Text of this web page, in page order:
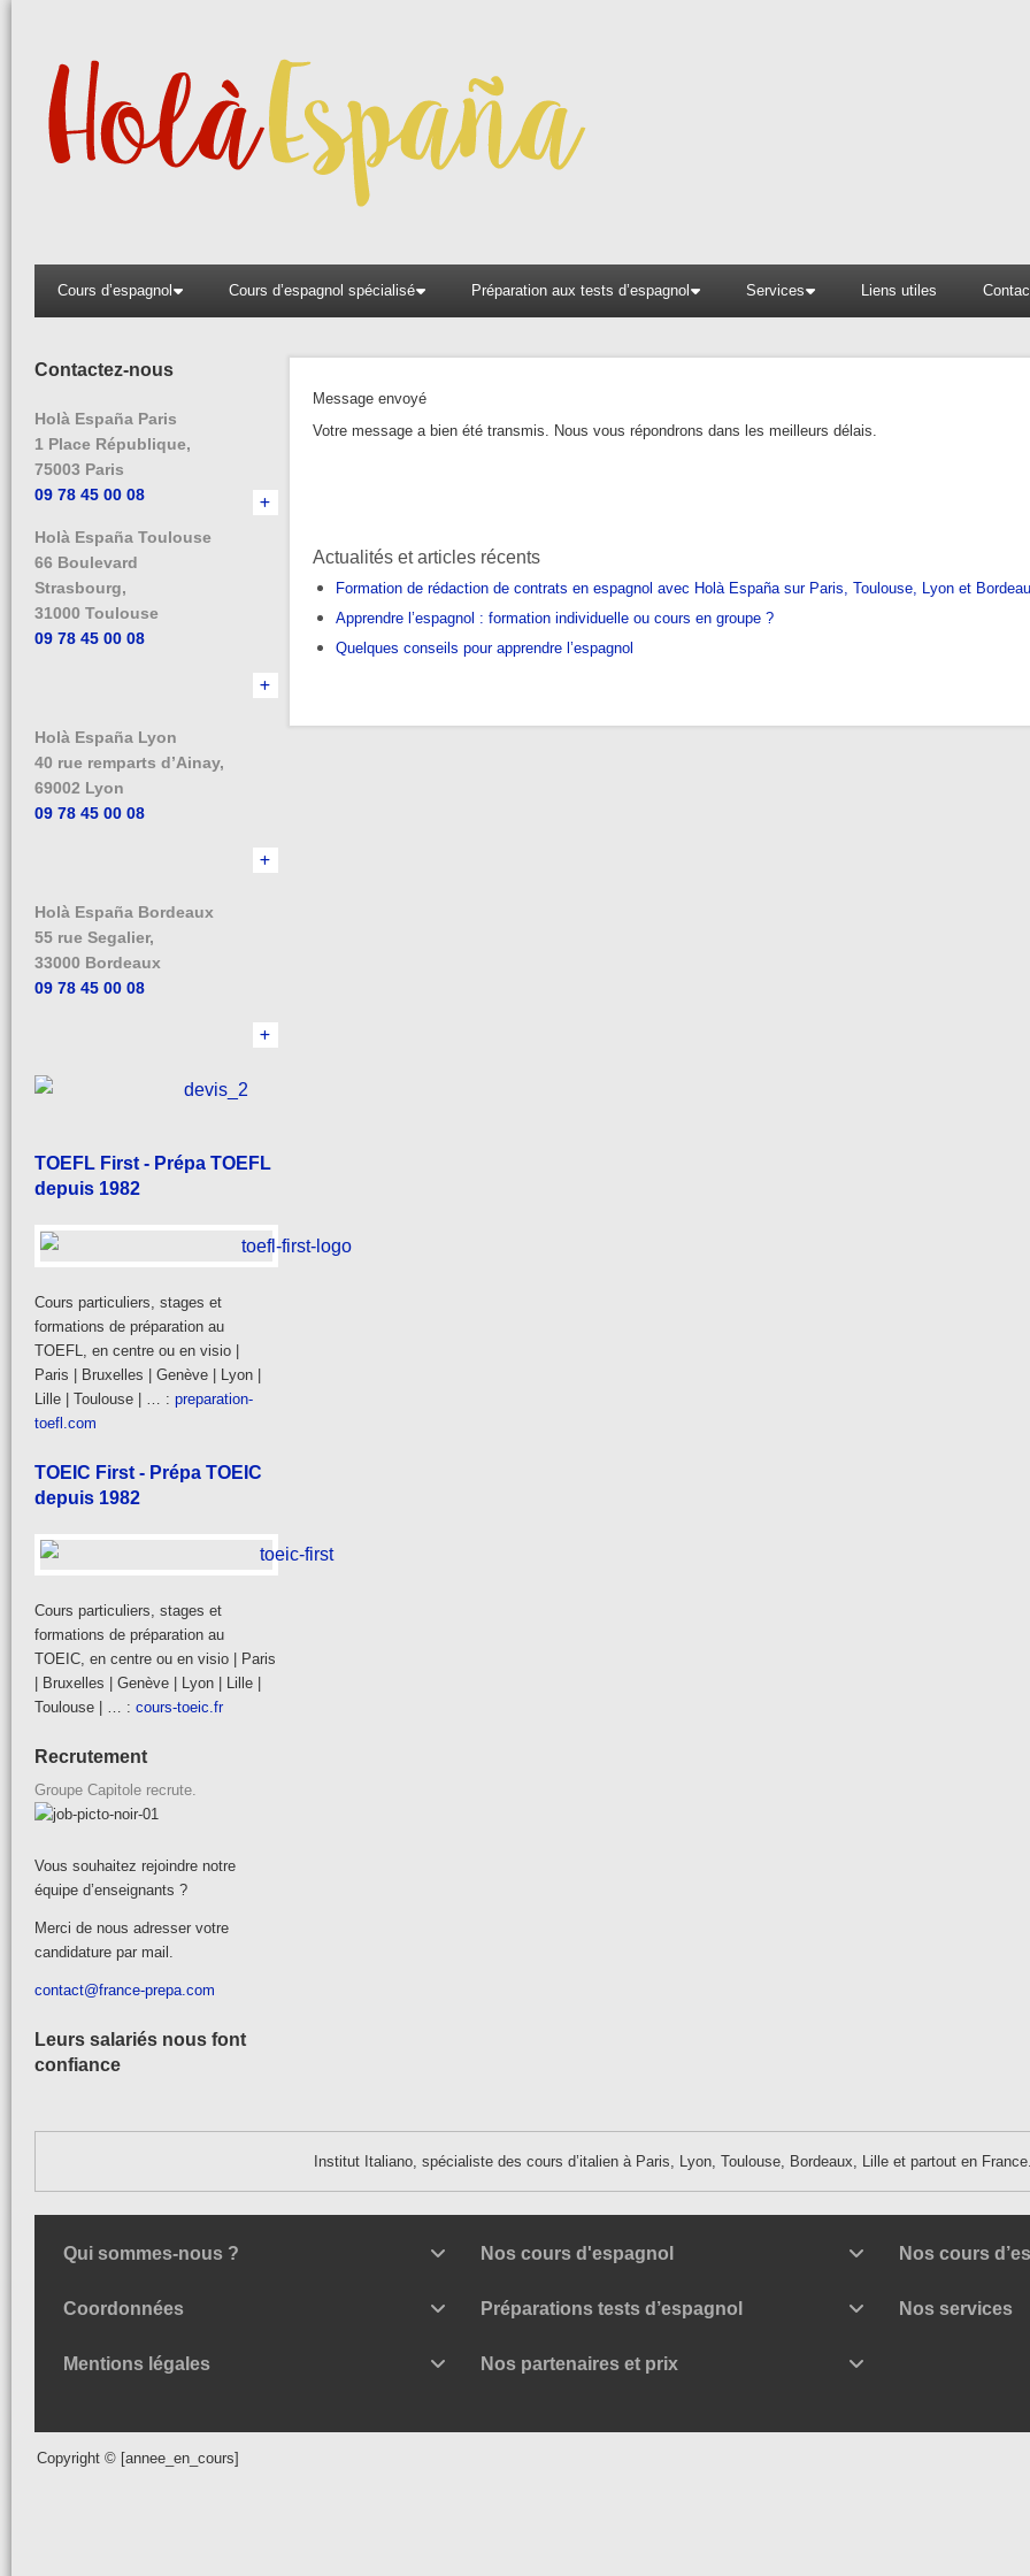
contenu
Cours d’espagnol Cours d’espagnol spécialisé Préparation aux tests d’espagnol Services Liens utiles
Contactez-nous
Holà España Paris
1 Place République,
75003 Paris
09 78 45 00 08
Holà España Toulouse
66 Boulevard
Strasbourg,
31000 Toulouse
09 78 45 00 08
Holà España Lyon
40 rue remparts d’Ainay,
69002 Lyon
09 78 45 00 08
Holà España Bordeaux
55 rue Segalier,
33000 Bordeaux
09 78 45 00 08
TOEFL First - Prépa TOEFL
depuis 1982
Cours particuliers, stages et
formations de préparation au
TOEFL, en centre ou en visio |
Paris | Bruxelles | Genève | Lyon |
Lille | Toulouse | … : preparation-
toefl.com
TOEIC First - Prépa TOEIC
depuis 1982
Cours particuliers, stages et
formations de préparation au
TOEIC, en centre ou en visio | Paris
| Bruxelles | Genève | Lyon | Lille |
Toulouse | … : cours-toeic.fr
Recrutement
Groupe Capitole recrute.
Vous souhaitez rejoindre notre
équipe d’enseignants ?
Merci de nous adresser votre
candidature par mail.
contact@france-prepa.com
Leurs salariés nous font
confiance
Message envoyé
Votre message a bien été transmis. Nous vous répondrons dans les meilleurs délais.
Actualités et articles récents
Formation de rédaction de contrats en espagnol avec Holà España sur Paris, Toulouse, Lyon et
Apprendre l’espagnol : formation individuelle ou cours en groupe ?
Quelques conseils pour apprendre l’espagnol
Institut Italiano, spécialiste des cours d’italien à Paris, Lyon, Toulouse, Bordeaux, Lille et partout en
Qui sommes-nous ?
Coordonnées
Mentions légales
Nos cours d'espagnol
Préparations tests d’espagnol
Nos partenaires et prix
Nos cours
Nos services
Copyright © [annee_en_cours]